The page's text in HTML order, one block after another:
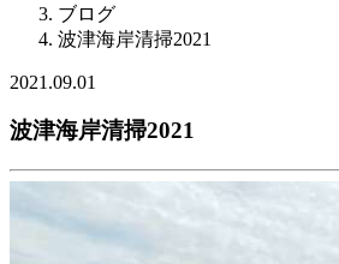
ブログ
波津海岸清掃2021
2021.09.01
波津海岸清掃2021